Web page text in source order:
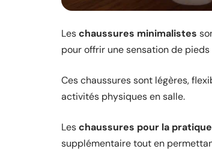
Leschaussures minimalistes
pour offrir une sensation de
Ces chaussures sont légères,
activités physiques en salle.
Leschaussures pour la
supplémentaire tout en